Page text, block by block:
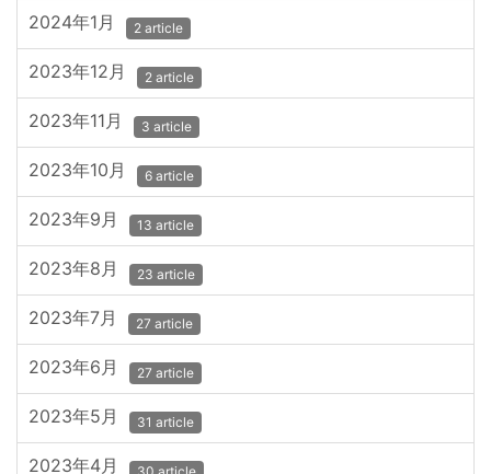
2024年1月 2 article
2023年12月 2 article
2023年11月 3 article
2023年10月 6 article
2023年9月 13 article
2023年8月 23 article
2023年7月 27 article
2023年6月 27 article
2023年5月 31 article
2023年4月